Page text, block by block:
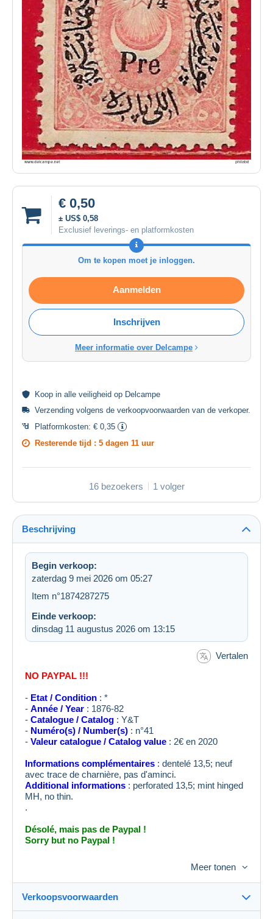
€ 0,50
± US$ 0,58
Exclusief leverings- en platformkosten
Om te kopen moet je inloggen.
Aanmelden
Inschrijven
Meer informatie over Delcampe
Koop in alle veiligheid op Delcampe
Verzending volgens de verkoopvoorwaarden van de verkoper.
Platformkosten: € 0,35
Resterende tijd : 5 dagen 11 uur
16 bezoekers 1 volger
Beschrijving
Begin verkoop:
zaterdag 9 mei 2026 om 05:27
Item n°1874287275
Einde verkoop:
dinsdag 11 augustus 2026 om 13:15
Vertalen
NO PAYPAL !!!
- Etat / Condition : *
- Année / Year : 1876-82
- Catalogue / Catalog : Y&T
- Numéro(s) / Number(s) : n°41
- Valeur catalogue / Catalog value : 2€ en 2020
Informations complémentaires : dentelé 13,5; neuf
avec trace de charnière, pas d'aminci.
Additional informations : perforated 13,5; mint hinged
MH, no thin.
.
Désolé, mais pas de Paypal !
Sorry but no Paypal !
Meer tonen
Verkoopsvoorwaarden